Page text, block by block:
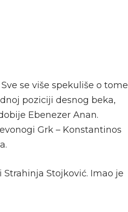
se više spekuliše o tome
poziciji desnog beka,
Ebenezer Anan.
Grk – Konstantinos
Stojković. Imao je